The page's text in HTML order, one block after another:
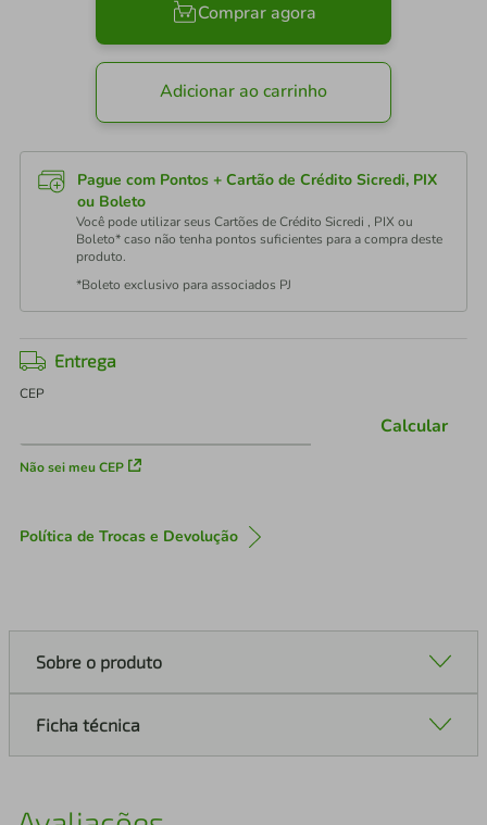
Comprar agora
Adicionar ao carrinho
Pague com Pontos + Cartão de Crédito Sicredi, PIX
ou Boleto
Você pode utilizar seus Cartões de Crédito Sicredi , PIX ou
Boleto* caso não tenha pontos suficientes para a compra deste
produto.
*Boleto exclusivo para associados PJ
Entrega
CEP
Não sei meu CEP
Calcular
Política de Trocas e Devolução
Sobre o produto
Ficha técnica